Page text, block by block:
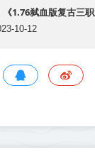
《1.76弑血版复古三
10-12